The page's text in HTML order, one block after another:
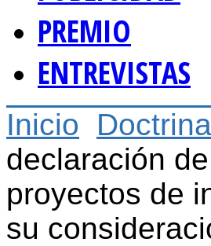
PREMIO
ENTREVISTAS
Inicio
declaración
proyectos de
su